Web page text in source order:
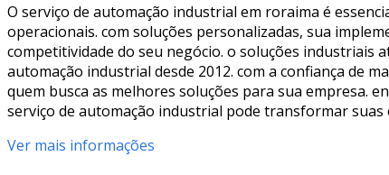
O serviço de automação industrial em roraima é
operacionais. com soluções personalizadas, sua
competitividade do seu negócio. o soluções industriais
automação industrial desde 2012. com a confiança de
quem busca as melhores soluções para sua empresa.
serviço de automação industrial pode transformar suas
Ver mais informações